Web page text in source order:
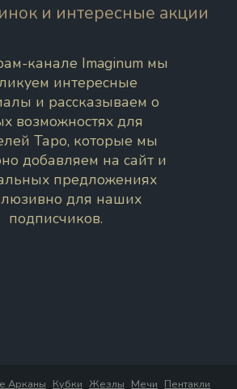
и интересные акции
канале Imaginum мы
интересные
и рассказываем о
возможностях для
Таро, которые мы
добавляем на сайт и
предложениях
для наших
подписчиков.
Арканы Кубки Жезлы Мечи Пентакли